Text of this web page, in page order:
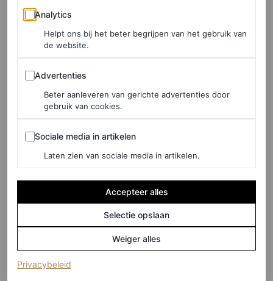
Vogue maart 2026: Fashion
Files tot Modern Love
debuutvan Jonathan Anderson bij Dior
Nederlandse talent
Caitlin Soetendal viel op, onder andere bij de shows van
Stella McCartney, Givenchy en Hermès. Zo fantastisch
dat we haar net voor het einde van het jaar konden
vastleggen voor onze cover, in een met sneeuw bedekt
Analytics
Analytics
Helpt ons bij het beter begrijpen van het gebruik van
de website.
Advertenties
Advertenties
Beter aanleveren van gerichte advertenties door
gebruik van cookies.
Sociale media in artikelen
Sociale media in artikelen
Laten zien van sociale media in artikelen.
Accepteer alles
Selectie opslaan
Weiger alles
Privacybeleid